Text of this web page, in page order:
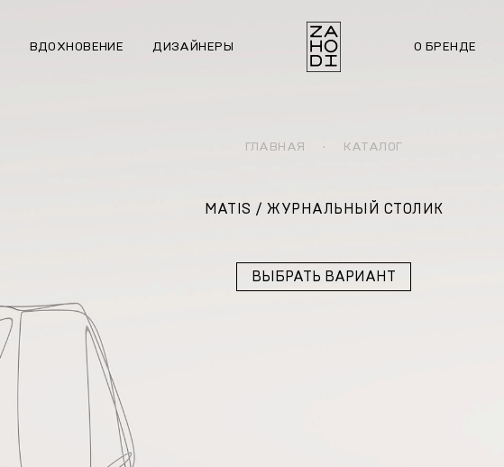
ВДОХНОВЕНИЕ ДИЗАЙНЕРЫ О БРЕНДЕ
ГЛАВНАЯ · КАТАЛОГ
MATIS / ЖУРНАЛЬНЫЙ СТОЛИК
ВЫБРАТЬ ВАРИАНТ